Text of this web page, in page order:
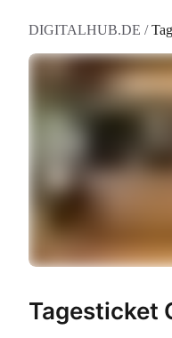
DIGITALHUB.DE /
Tagesticket